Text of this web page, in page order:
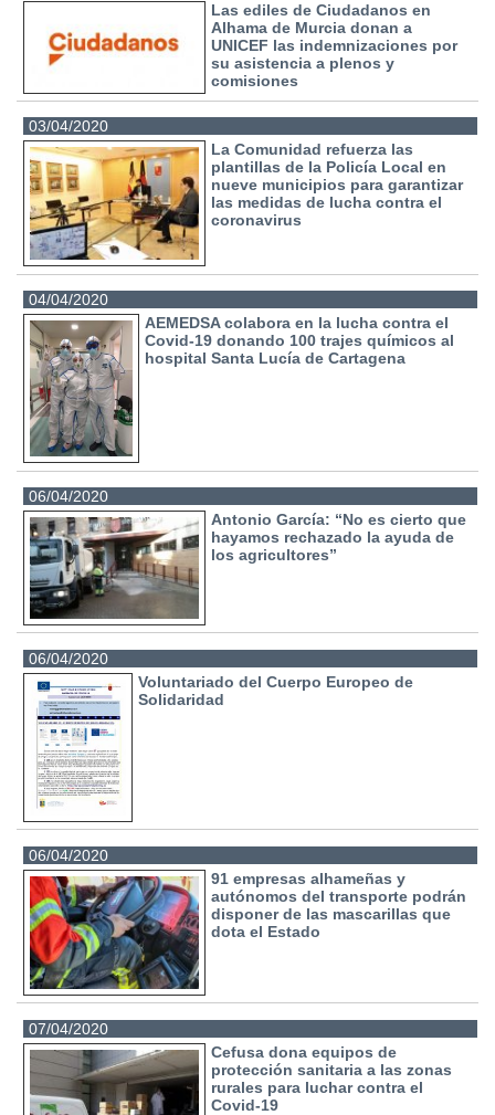
Las ediles de Ciudadanos en
Alhama de Murcia donan a
UNICEF las indemnizaciones por
su asistencia a plenos y
comisiones
03/04/2020
La Comunidad refuerza las
plantillas de la Policía Local en
nueve municipios para garantizar
las medidas de lucha contra el
coronavirus
04/04/2020
AEMEDSA colabora en la lucha contra el
Covid-19 donando 100 trajes químicos al
hospital Santa Lucía de Cartagena
06/04/2020
Antonio García: “No es cierto que
hayamos rechazado la ayuda de
los agricultores”
06/04/2020
Voluntariado del Cuerpo Europeo de
Solidaridad
06/04/2020
91 empresas alhameñas y
autónomos del transporte podrán
disponer de las mascarillas que
dota el Estado
07/04/2020
Cefusa dona equipos de
protección sanitaria a las zonas
rurales para luchar contra el
Covid-19